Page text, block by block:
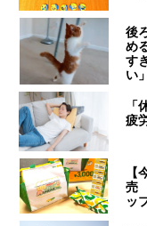
後
め
す
い」
疲
売
ッ